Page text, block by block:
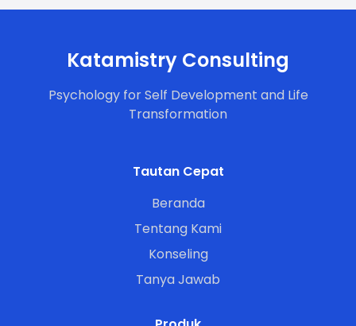
Katamistry Consulting
Psychology for Self Development and Life
Transformation
Tautan Cepat
Beranda
Tentang Kami
Konseling
Tanya Jawab